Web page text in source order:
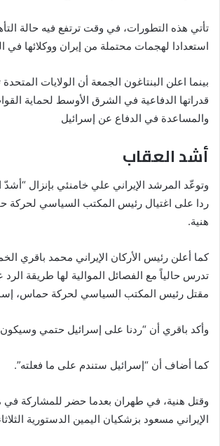
تأتي هذه التطورات، في وقت ترتفع فيه حالة
استعدادا لهجمات محتملة من إيران ووكلائها في
بينما اعلن البنتاغون الجمعة أن الولايات
قدراتها الدفاعية في الشرق الأوسط لحماية
والمساعدة في الدفاع عن إسرائيل
أشد العقاب
وتوعّد المرشد الإيراني علي خامنئي بإنزال “أشدّ
ردا على اغتيال رئيس المكتب السياسي
هنية.
كما أعلن رئيس الأركان الإيراني محمد باقري
تدرس حالياً مع الفصائل الموالية لها طريقة
مقتل رئيس المكتب السياسي لحركة حماس،
وأكد باقري أن “ردنا على إسرائيل حتمي وسيكون
كما أضاف أن “إسرائيل ستندم على ما فعلته”.
وقتل هنية، في طهران بعدما حضر للمشاركة في
الإيراني مسعود بزشكيان اليمين الدستورية